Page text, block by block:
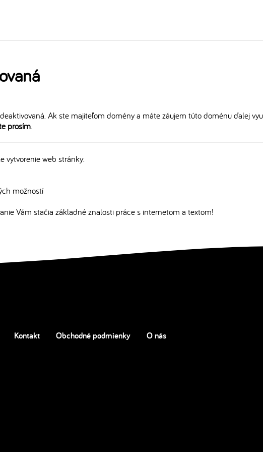
Ak ste majiteľom domény a máte záujem túto doménu ďalej
prosím
vytvorenie web stránky:
možností
Vám stačia základné znalosti práce s internetom a textom!
Kontakt Obchodné podmienky O nás